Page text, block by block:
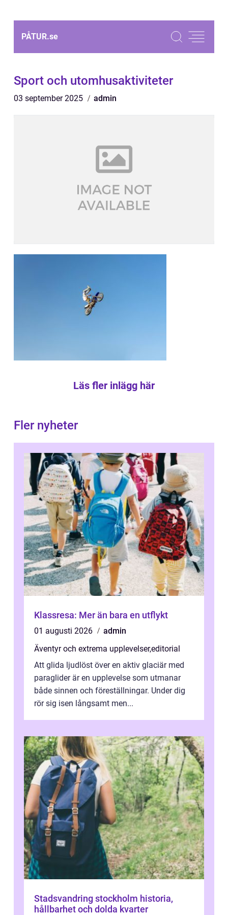
PÅTUR.se
Sport och utomhusaktiviteter
03 september 2025 admin
Läs fler inlägg här
Fler nyheter
Klassresa: Mer än bara en utflykt
01 augusti 2026
admin
Äventyr och extrema upplevelser,editorial
Att glida ljudlöst över en aktiv glaciär med
paraglider är en upplevelse som utmanar
både sinnen och föreställningar. Under dig
rör sig isen långsamt men...
Stadsvandring stockholm historia,
hållbarhet och dolda kvarter